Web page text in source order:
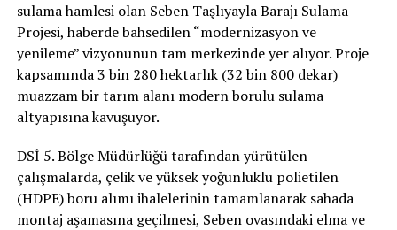
sulama hamlesi olan Seben Taşlıyayla Barajı Sulama
Projesi, haberde bahsedilen “modernizasyon ve
yenileme” vizyonunun tam merkezinde yer alıyor. Proje
kapsamında 3 bin 280 hektarlık (32 bin 800 dekar)
muazzam bir tarım alanı modern borulu sulama
altyapısına kavuşuyor.
DSİ 5. Bölge Müdürlüğü tarafından yürütülen
çalışmalarda, çelik ve yüksek yoğunluklu polietilen
(HDPE) boru alımı ihalelerinin tamamlanarak sahada
montaj aşamasına geçilmesi, Seben ovasındaki elma ve